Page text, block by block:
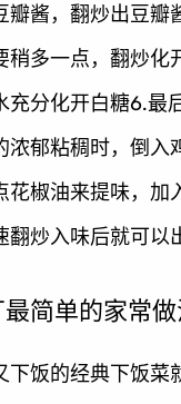
瓣酱，翻炒出豆瓣
稍多一点，翻炒化
充分化开白糖6.最
浓郁粘稠时，倒入
花椒油来提味，加
炒入味后就可以
简单的家常
下饭的经典下饭菜